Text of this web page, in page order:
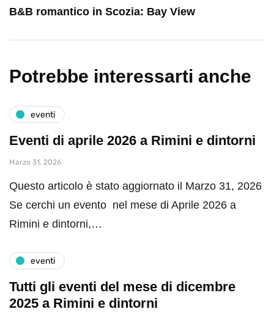
B&B romantico in Scozia: Bay View
Potrebbe interessarti anche
eventi
Eventi di aprile 2026 a Rimini e dintorni
Marzo 31, 2026
Questo articolo è stato aggiornato il Marzo 31, 2026
Se cerchi un evento nel mese di Aprile 2026 a
Rimini e dintorni,…
eventi
Tutti gli eventi del mese di dicembre
2025 a Rimini e dintorni